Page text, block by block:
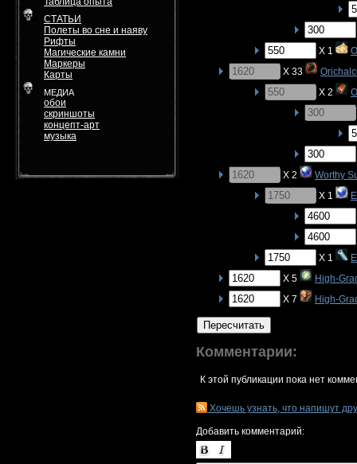
СТАТЬИ
Полеты во сне и наяву
Рифты
Магические камни
Маркеры
Карты
МЕДИА
обои
скриншоты
концепт-арт
музыка
X 1
X 33
X 2
X 2
Worthy
X 1
X 1
X 5
High-
X 7
High-
Пересчитать
Комментарии:
К этой публикации пока нет
Хочешь узнать, что напишут
Добавить комментарий: